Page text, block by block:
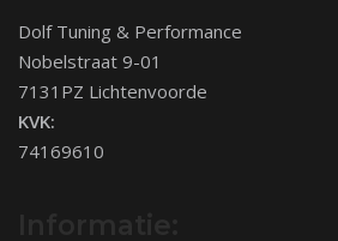
Dolf Tuning & Performance
Nobelstraat 9-01
7131PZ Lichtenvoorde
KVK:
74169610